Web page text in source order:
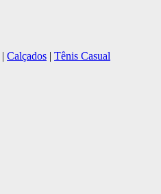
| Calçados | Tênis Casual